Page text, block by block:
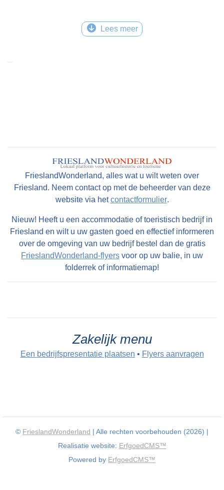
Lees meer
FrieslandWonderland, alles wat u wilt weten over
Friesland. Neem contact op met de beheerder van deze
website via hetcontactformulier.
Nieuw! Heeft u een accommodatie of toeristisch bedrijf in
Friesland en wilt u uw gasten goed en effectief informeren
over de omgeving van uw bedrijf bestel dan de gratis
FrieslandWonderland-flyers voor op uw balie, in uw
folderrek of informatiemap!
Zakelijk menu
Een bedrijfspresentatie plaatsen • Flyers aanvragen
© FrieslandWonderland | Alle rechten voorbehouden (2026) |
Realisatie website: ErfgoedCMS™
Powered by ErfgoedCMS™